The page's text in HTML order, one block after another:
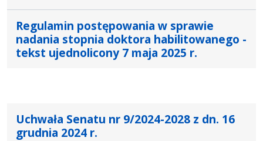
Regulamin postępowania w sprawie
nadania stopnia doktora habilitowanego -
tekst ujednolicony 7 maja 2025 r.
Uchwała Senatu nr 9/2024-2028 z dn. 16
grudnia 2024 r.